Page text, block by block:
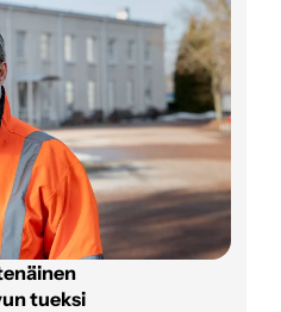
tueksi